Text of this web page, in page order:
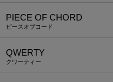
PIECE OF CHORD
ピースオブコード
QWERTY
クワーティー